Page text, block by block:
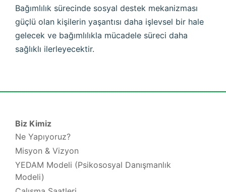
Bağımlılık sürecinde sosyal destek mekanizması
güçlü olan kişilerin yaşantısı daha işlevsel bir hale
gelecek ve bağımlılıkla mücadele süreci daha
sağlıklı ilerleyecektir.
Biz Kimiz
Ne Yapıyoruz?
Misyon & Vizyon
YEDAM Modeli (Psikososyal Danışmanlık
Modeli)